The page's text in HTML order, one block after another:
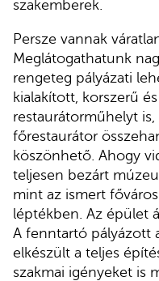
szakemberek.
Persze vannak
Meglátogathatunk
rengeteg pályázati
kialakított, korszerű
restaurátorműhelyt
főrestaurátor
köszönhető. Ahogy
teljesen bezárt
mint az ismert
léptékben. Az épület
A fenntartó pályázott
elkészült a teljes
szakmai igényeket is